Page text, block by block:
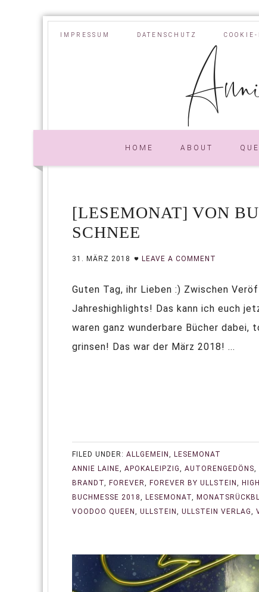
IMPRESSUM DATENSCHUTZ
HOME ABOUT
[LESEMONAT] VON
SCHNEE
31. MÄRZ 2018 LEAVE A COMMENT
Guten Tag, ihr Lieben :) Zwischen
Jahreshighlights! Das kann ich euch
waren ganz wunderbare Bücher
grinsen! Das war der März 2018! ...
FILED UNDER: ALLGEMEIN , LESEMONAT
ANNIE LAINE, APOKALEIPZIG, AUTORENGEDÖNS,
BRANDT, FOREVER, FOREVER BY ULLSTEIN ,
BUCHMESSE 2018, LESEMONAT,
VOODOO QUEEN , ULLSTEIN , ULLSTEIN VERLAG,